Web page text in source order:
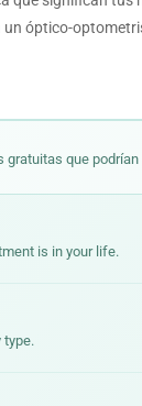
un óptico-
gratuitas que
is in your life.
type.